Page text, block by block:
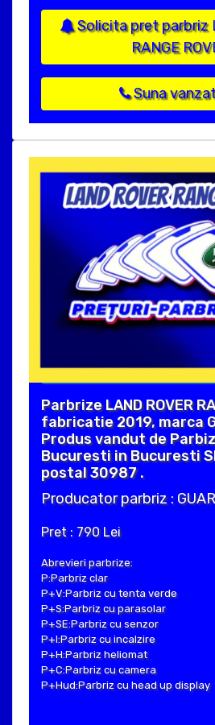
Solicita pret parbriz
RANGE
Suna
Parbrize LAND ROVER
fabricatie 2019, marca
Produs vandut de
Bucuresti in Bucuresti
postal 30987 .
Producator parbriz :
Pret : 790 Lei
Abrevieri parbrize:
P:Parbriz clar
P+V:Parbriz cu tenta verde
P+S:Parbriz cu parasolar
P+SE:Parbriz cu senzor
P+I:Parbriz cu incalzire
P+H:Parbriz heliomat
P+C:Parbriz cu camera
P+Hud:Parbriz cu head up display